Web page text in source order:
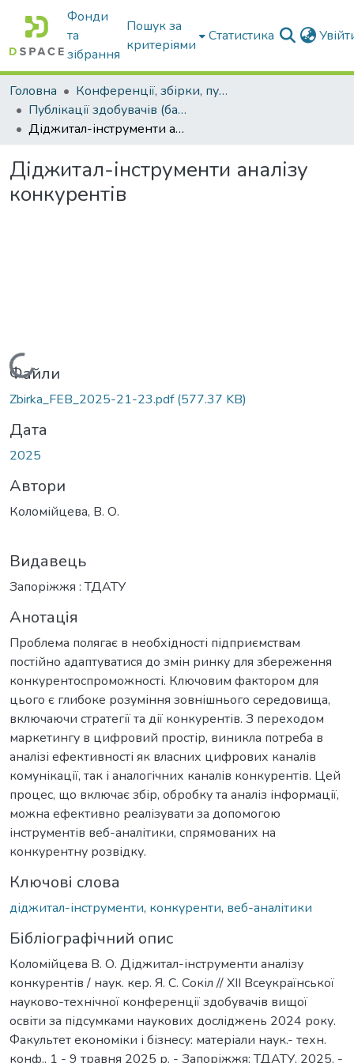
Фонди
та
зібрання
Пошук за
критеріями
Статистика
Головна
Конференції, збірки, публікації молодих вчених і здобувачів : магістрів, бакалаврів, аспірантів.
Публікації здобувачів (бакалаврів. магістрів, аспірантів)
Діджитал-інструменти аналізу конкурентів
Діджитал-інструменти аналізу
конкурентів
Вантажиться...
Файли
Zbirka_FEB_2025-21-23.pdf(577.37 KB)
Дата
2025
Автори
Коломійцева, В. О.
Видавець
Запоріжжя : ТДАТУ
Анотація
Проблема полягає в необхідності підприємствам
постійно адаптуватися до змін ринку для збереження
конкурентоспроможності. Ключовим фактором для
цього є глибоке розуміння зовнішнього середовища,
включаючи стратегії та дії конкурентів. З переходом
маркетингу в цифровий простір, виникла потреба в
аналізі ефективності як власних цифрових каналів
комунікації, так і аналогічних каналів конкурентів. Цей
процес, що включає збір, обробку та аналіз інформації,
можна ефективно реалізувати за допомогою
інструментів веб-аналітики, спрямованих на
конкурентну розвідку.
Ключові слова
діджитал-інструменти, конкуренти, веб-аналітики
Бібліографічний опис
Коломійцева В. О. Діджитал-інструменти аналізу
конкурентів / наук. кер. Я. С. Сокіл // ХІІ Всеукраїнської
науково-технічної конференції здобувачів вищої
освіти за підсумками наукових досліджень 2024 року.
Факультет економіки і бізнесу: матеріали наук.- техн.
конф., 1 - 9 травня 2025 р. - Запоріжжя: ТДАТУ, 2025. -